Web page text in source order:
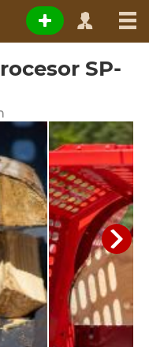
SP-